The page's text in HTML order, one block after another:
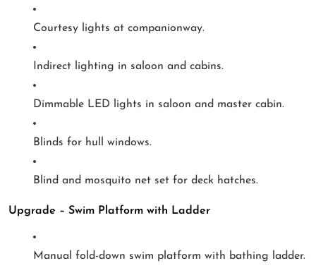
Courtesy lights at companionway.
Indirect lighting in saloon and cabins.
Dimmable LED lights in saloon and master cabin.
Blinds for hull windows.
Blind and mosquito net set for deck hatches.
Upgrade – Swim Platform with Ladder
Manual fold-down swim platform with bathing ladder.